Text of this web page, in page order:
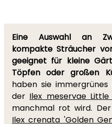
Eine Auswahl an
kompakte Sträucher
geeignet für kleine
Töpfen oder großen
haben sie immergrünes
der Ilex meservae Little
manchmal rot wird.
Ilex crenata 'Golden